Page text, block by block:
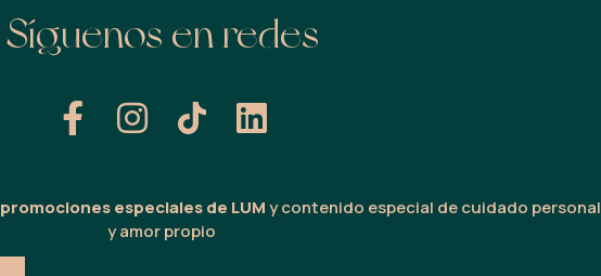
Síguenos en redes
promociones especiales de LUMy contenido especial de cuidado personal
y amor propio